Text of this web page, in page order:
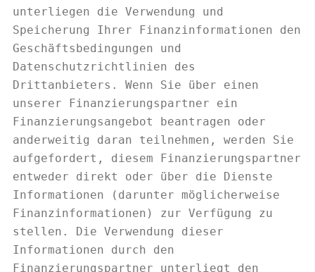
unterliegen die Verwendung und
Speicherung Ihrer Finanzinformationen den
Geschäftsbedingungen und
Datenschutzrichtlinien des
Drittanbieters. Wenn Sie über einen
unserer Finanzierungspartner ein
Finanzierungsangebot beantragen oder
anderweitig daran teilnehmen, werden Sie
aufgefordert, diesem Finanzierungspartner
entweder direkt oder über die Dienste
Informationen (darunter möglicherweise
Finanzinformationen) zur Verfügung zu
stellen. Die Verwendung dieser
Informationen durch den
Finanzierungspartner unterliegt den